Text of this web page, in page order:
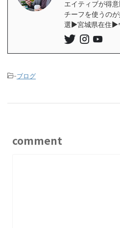
エイティブが得
チーフを使うの
選▶︎宮城県在住▶︎
-ブログ
comment